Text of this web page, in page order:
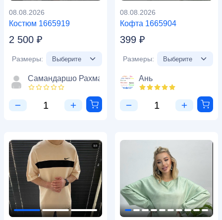
Костюм 1665919
08.08.2026
2 500 ₽
Размеры:
Самандаршо Рахматов
Кофта 1665904
08.08.2026
399 ₽
Размеры:
Ань